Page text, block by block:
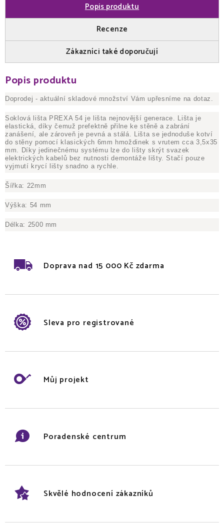
Popis produktu
Recenze
Zákazníci také doporučují
Popis produktu
Doprodej - aktuální skladové množství Vám upřesníme na dotaz.
Soklová lišta PREXA 54 je lišta nejnovější generace. Lišta je
elastická, díky čemuž prefektně přilne ke stěně a zabrání
zanášení, ale zároveň je pevná a stálá. Lišta se jednoduše kotví
do stěny pomocí klasických 6mm hmoždinek s vrutem cca 3,5x35
mm. Díky jedinečnému systému lze do lišty skrýt svazek
elektrických kabelů bez nutnosti demontáže lišty. Stačí pouze
vyjmutí krycí lišty snadno a rychle.
Šířka: 22mm
Výška: 54 mm
Délka: 2500 mm
Doprava nad 15 000 Kč zdarma
Sleva pro registrované
Můj projekt
Poradenské centrum
Skvělé hodnocení zákazníků